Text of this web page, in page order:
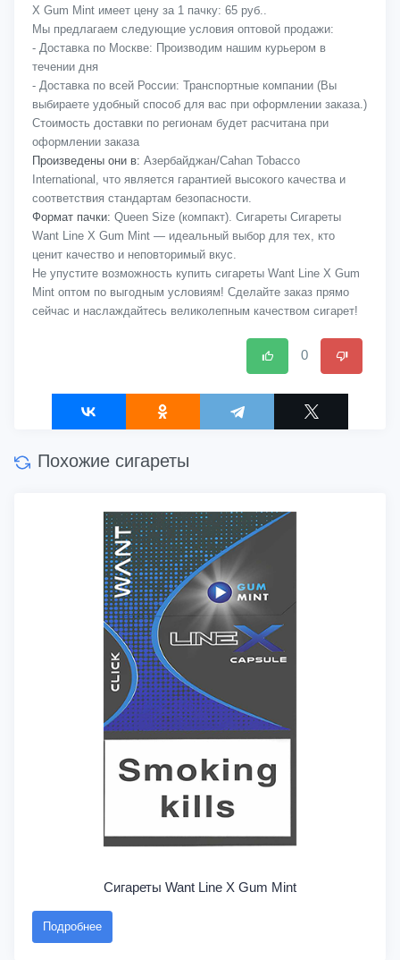
X Gum Mint имеет цену за 1 пачку: 65 руб..
Мы предлагаем следующие условия оптовой продажи:
- Доставка по Москве: Производим нашим курьером в
течении дня
- Доставка по всей России: Транспортные компании (Вы
выбираете удобный способ для вас при оформлении заказа.)
Стоимость доставки по регионам будет расчитана при
оформлении заказа
Произведены они в: Азербайджан/Cahan Tobacco
International, что является гарантией высокого качества и
соответствия стандартам безопасности.
Формат пачки: Queen Size (компакт). Сигареты Сигареты
Want Line X Gum Mint — идеальный выбор для тех, кто
ценит качество и неповторимый вкус.
Не упустите возможность купить сигареты Want Line X Gum
Mint оптом по выгодным условиям! Сделайте заказ прямо
сейчас и наслаждайтесь великолепным качеством сигарет!
0
Похожие сигареты
Сигареты Want Line X Gum Mint
Подробнее